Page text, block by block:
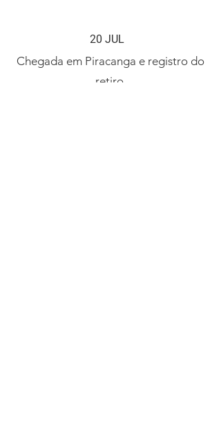
20 JUL
Chegada em Piracanga e registro do
retiro.